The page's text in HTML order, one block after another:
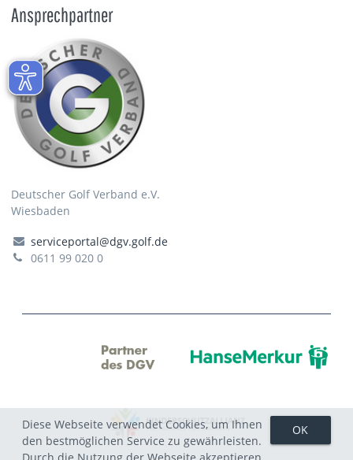
Diese Webseite verwendet Cookies, um Ihnen
den bestmöglichen Service zu gewährleisten.
Ansprechpartner
Deutscher Golf Verband e.V.
Wiesbaden
serviceportal@dgv.golf.de
0611 99 020 0